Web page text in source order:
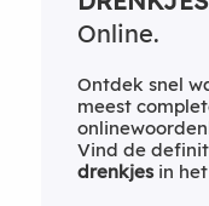
Online.
Ontdek snel
meest
Vind de
drenkjesin het